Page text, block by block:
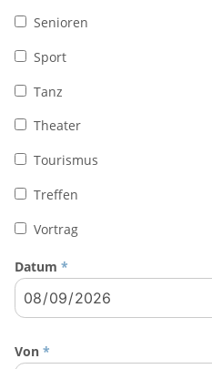
Senioren
Sport
Tanz
Theater
Tourismus
Treffen
Vortrag
Datum *
Von *